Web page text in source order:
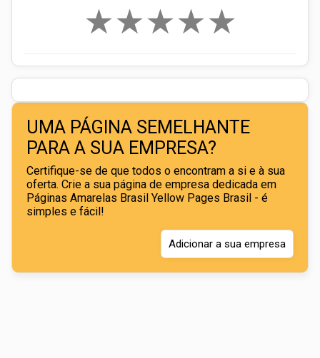
★
★
★
★
★
UMA PÁGINA SEMELHANTE
PARA A SUA EMPRESA?
Certifique-se de que todos o encontram a si e à sua
oferta. Crie a sua página de empresa dedicada em
Páginas Amarelas Brasil Yellow Pages Brasil - é
simples e fácil!
Adicionar a sua empresa